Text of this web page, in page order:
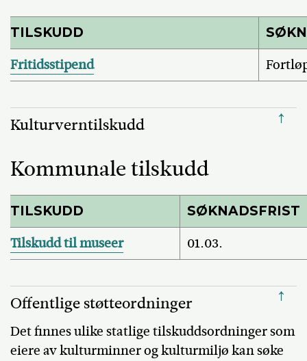
TILSKUDD
Fritidsstipend
↑
Kulturverntilskudd
Kommunale tilskudd
TILSKUDD SØKNADSFRIST
Tilskudd til museer 01.03.
↑
Offentlige støtteordninger
Det finnes ulike statlige tilskuddsordninger som
eiere av kulturminner og kulturmiljø kan søke